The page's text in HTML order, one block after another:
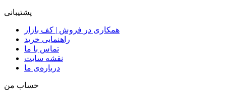
پشتیبانی
همکاری در فروش | کف بازار
راهنمایی خرید
تماس با ما
نقشه سایت
درباره‌ی ما
حساب من